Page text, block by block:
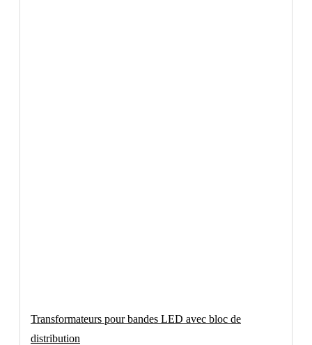
Transformateurs pour bandes LED avec bloc de
distribution